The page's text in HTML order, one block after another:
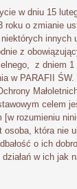
w dniu 15
roku o zmianie
innych
z
z dniem 1
w PARAFII ŚW.
celem
[w rozumieniu
osoba, która nie
o ich
w ich jak